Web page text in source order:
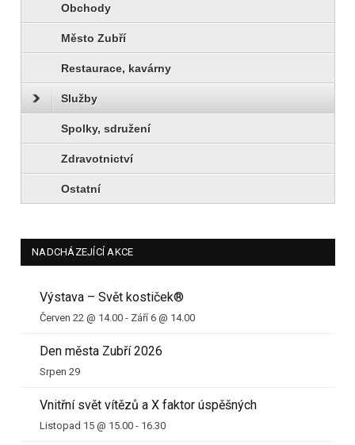
Obchody
Město Zubří
Restaurace, kavárny
Služby
Spolky, sdružení
Zdravotnictví
Ostatní
NADCHÁZEJÍCÍ AKCE
Výstava – Svět kostiček®
Červen 22 @ 14.00 - Září 6 @ 14.00
Den města Zubří 2026
Srpen 29
Vnitřní svět vítězů a X faktor úspěšných
Listopad 15 @ 15.00 - 16.30